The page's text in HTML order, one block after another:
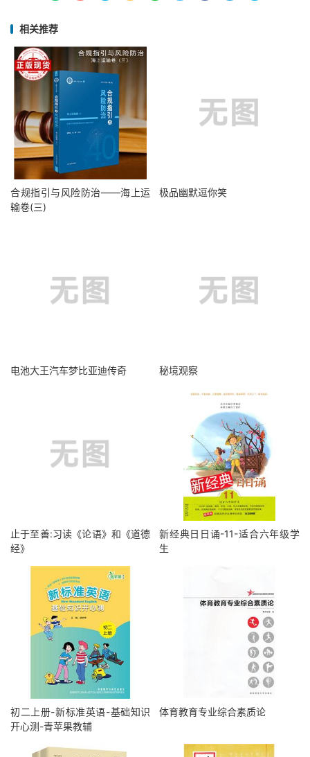
相关推荐
合规指引与风险防治——海上运
输卷(三)
极品幽默逗你笑
电池大王汽车梦比亚迪传奇 秘境观察
止于至善:习读《论语》和《道德
经》
新经典日日诵-11-适合六年级学
生
初二上册-新标准英语-基础知识
开心测-青苹果教辅
体育教育专业综合素质论